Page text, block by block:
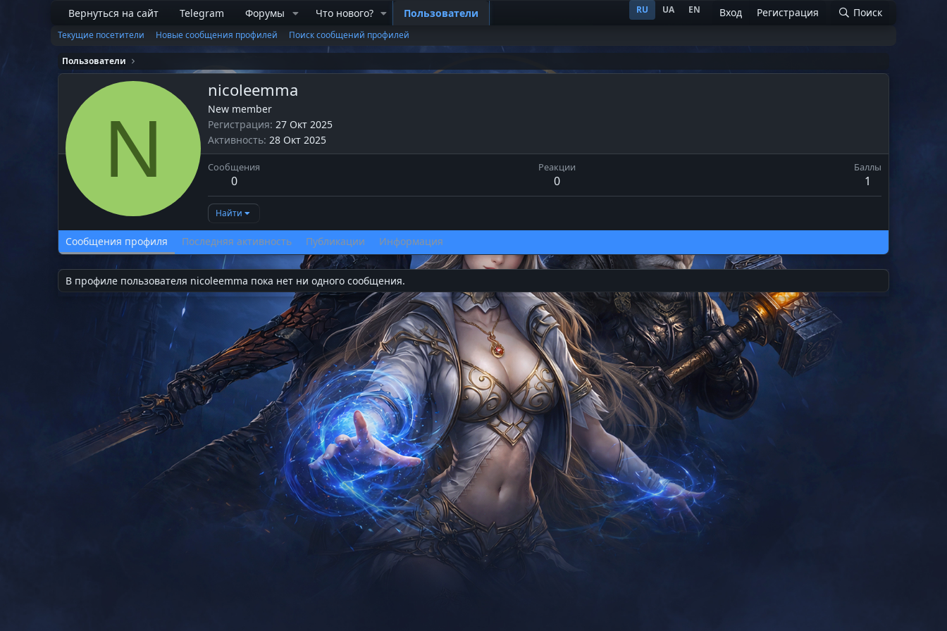
Вернуться на сайт Telegram Форумы Что нового? Пользователи RU UA EN Вход Регистрация Поиск
Текущие посетители Новые сообщения профилей Поиск сообщений профилей
Пользователи
N
nicoleemma
New member
Регистрация 27 Окт 2025
Активность 28 Окт 2025
Сообщения
0
Реакции
0
Баллы
1
Найти
Сообщения профиля Последняя активность Публикации Информация
В профиле пользователя nicoleemma пока нет ни одного сообщения.